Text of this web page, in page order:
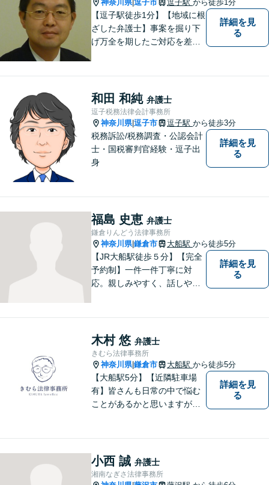
神奈川県|逗子市 逗子駅 から徒歩1分
【逗子駅徒歩1分】【地域に根
ざした弁護士】事案を掘り下
げ万全を期したご対応を差し
ど、幅広く対応可能。【明確
な料金体系】１件１件ていね
いに対応させて頂きます。ご
連絡ください。
詳細を見
る
和田 和純 弁護士
逗子税務法律会計事務所
神奈川県|逗子市 逗子駅 から徒歩3分
税務訴訟/税務調査・公認会計
士・国税審判官経験・逗子出
身
詳細を見
る
福島 史恵 弁護士
鎌倉りんどう法律事務所
神奈川県|鎌倉市 大船駅 から徒歩5分
【JR大船駅徒歩５分】【完全
予約制】一件一件丁寧に対
応。親しみやすく、話しやす
お問い合わせください。
詳細を見
る
木村 悠 弁護士
きむら法律事務所
神奈川県|鎌倉市 大船駅 から徒歩5分
【大船駅5分】【近隣駐車場
有】皆さんも日常の中で悩む
ことがあるかと思いますが、
方々により良い法律サービス
を届けていきたいと思いま
す。 ぜひご相談ください。
詳細を見
る
小西 誠 弁護士
湘南なぎさ法律事務所